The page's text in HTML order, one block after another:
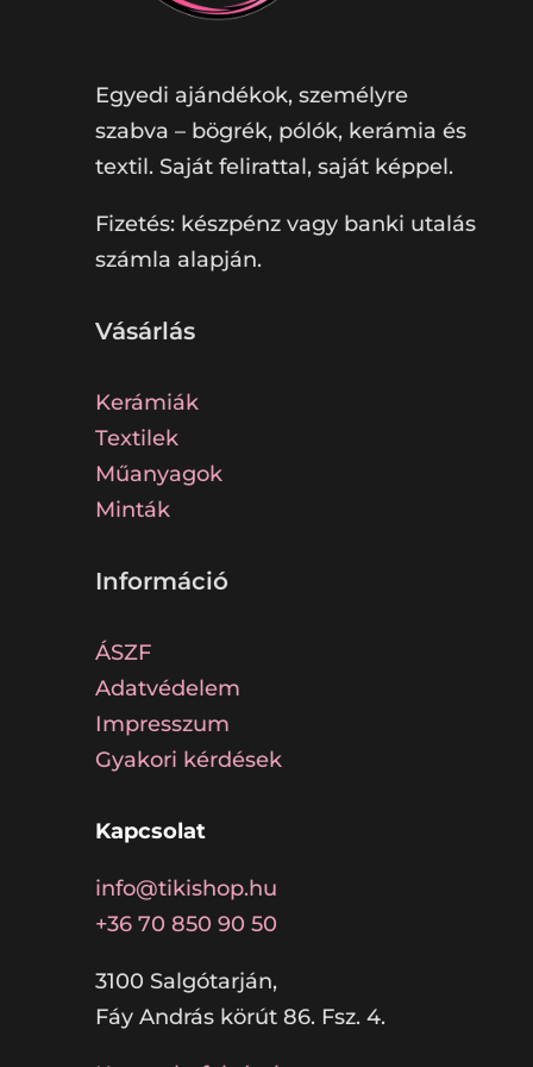
Egyedi ajándékok, személyre
szabva – bögrék, pólók, kerámia és
textil. Saját felirattal, saját képpel.
Fizetés: készpénz vagy banki utalás
számla alapján.
Vásárlás
Kerámiák
Textilek
Műanyagok
Minták
Információ
ÁSZF
Adatvédelem
Impresszum
Gyakori kérdések
Kapcsolat
info@tikishop.hu
+36 70 850 90 50
3100 Salgótarján,
Fáy András körút 86. Fsz. 4.